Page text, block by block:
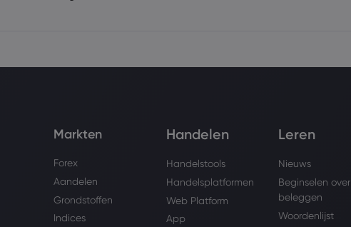
Markten
Forex
Aandelen
Grondstoffen
Indices
Handelen
Handelstools
Handelsplatformen
Web Platform
App
Leren
Nieuws
Beginselen over
beleggen
Woordenlijst